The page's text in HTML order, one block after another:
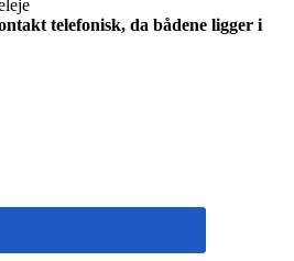
telefonisk, da bådene ligger i